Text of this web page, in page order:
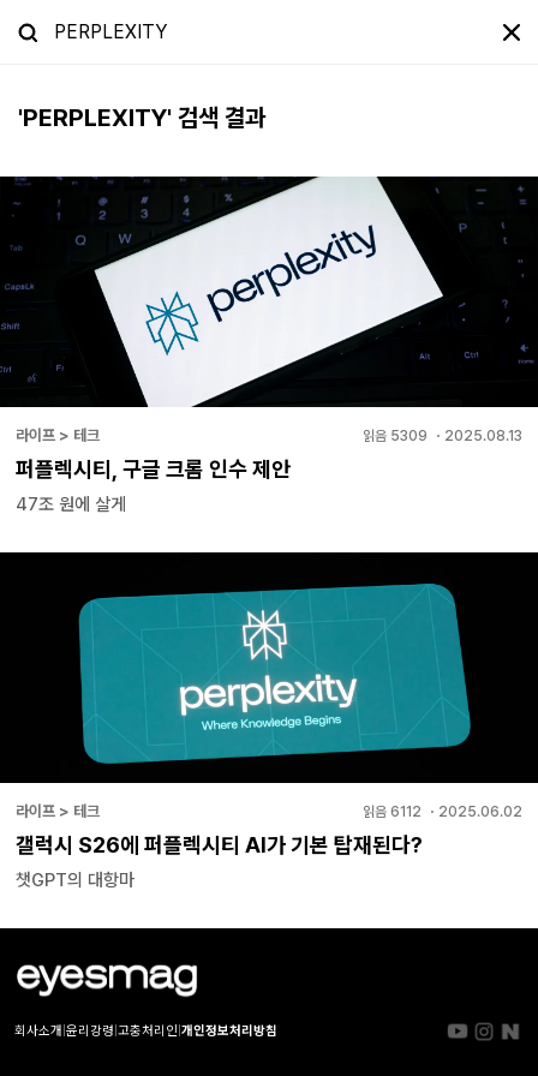
'PERPLEXITY' 검색 결과
라이프 > 테크 읽음 5309 ・ 2025.08.13
퍼플렉시티, 구글 크롬 인수 제안
47조 원에 살게
라이프 > 테크 읽음 6112 ・ 2025.06.02
갤럭시 S26에 퍼플렉시티 AI가 기본 탑재된다?
챗GPT의 대항마
회사소개 윤리강령 고충처리인 개인정보처리방침